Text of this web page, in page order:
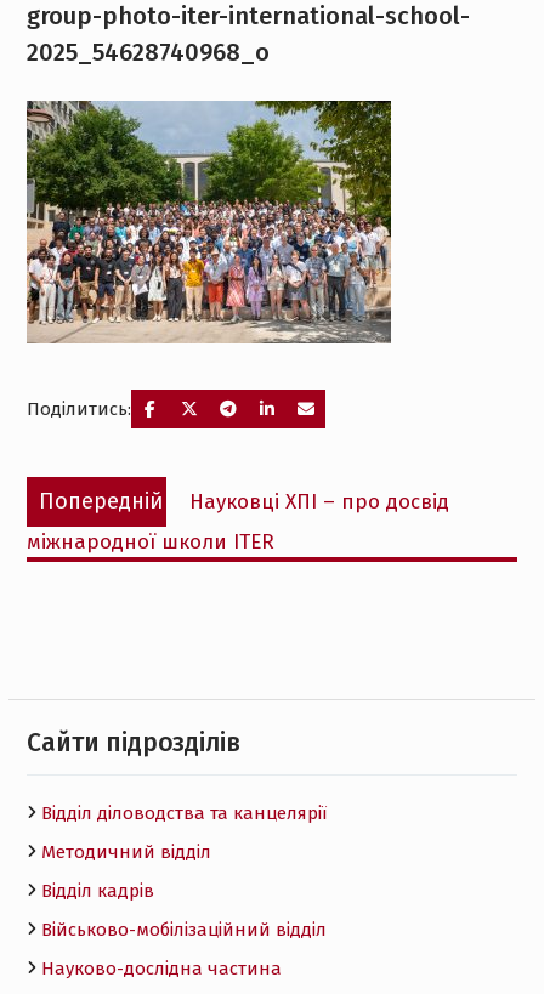
group-photo-iter-international-school-
2025_54628740968_o
Поділитись:
Навігація
записів
Попередній
Попередній
запис:
Науковці ХПІ – про досвід
міжнародної школи ITER
Cайти підрозділів
Відділ діловодства та канцелярії
Методичний відділ
Відділ кадрів
Військово-мобілізаційний відділ
Науково-дослідна частина